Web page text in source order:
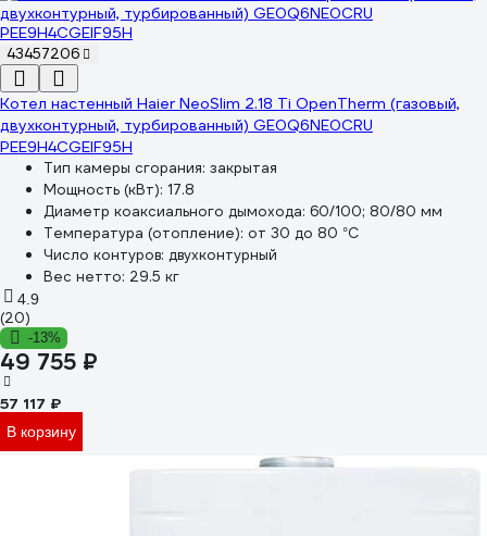
43457206
Котел настенный Haier NeoSlim 2.18 Ti OpenTherm (газовый,
двухконтурный, турбированный) GE0Q6NE0CRU
PEE9H4CGEIF95H
Тип камеры сгорания: закрытая
Мощность (кВт): 17.8
Диаметр коаксиального дымохода: 60/100; 80/80 мм
Температура (отопление): от 30 до 80 °С
Число контуров: двухконтурный
Вес нетто: 29.5 кг
4.9
(20)
-13%
49 755 ₽
57 117 ₽
В корзину